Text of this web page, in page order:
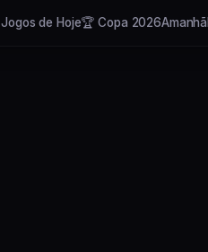
Jogos de Hoje🏆 Copa 2026Amanhã